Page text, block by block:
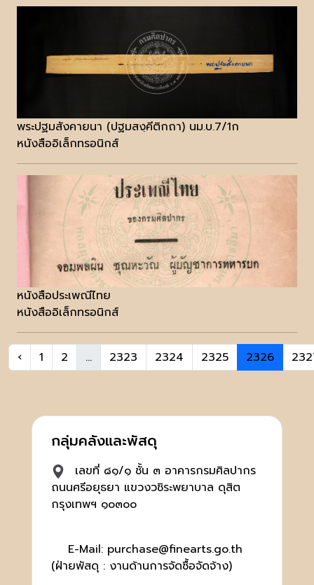
พระปฐมสังคายนา (ปฐมสงฺคีติกถา) นม.บ.7/1ก
หนังสืออิเล็กทรอนิกส์
หนังสือประเพณีไทย
หนังสืออิเล็กทรอนิกส์
‹ 1 2 ... 2323 2324 2325 2326
กลุ่มคลังและพัสดุ
เลขที่ ๘๑/๑ ชั้น ๓ อาคารกรมศิลปากร
ถนนศรีอยุธยา แขวงวชิระพยาบาล ดุสิต
กรุงเทพฯ ๑๐๓๐๐
E-Mail: purchase@finearts.go.th
(ฝ่ายพัสดุ : งานด้านการจัดซื้อจัดจ้าง)